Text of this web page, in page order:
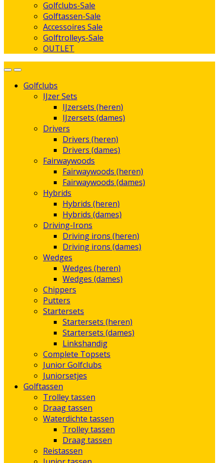
Golfclubs-Sale
Golftassen-Sale
Accessoires Sale
Golftrolleys-Sale
OUTLET
Golfclubs
IJzer Sets
IJzersets (heren)
IJzersets (dames)
Drivers
Drivers (heren)
Drivers (dames)
Fairwaywoods
Fairwaywoods (heren)
Fairwaywoods (dames)
Hybrids
Hybrids (heren)
Hybrids (dames)
Driving-Irons
Driving irons (heren)
Driving irons (dames)
Wedges
Wedges (heren)
Wedges (dames)
Chippers
Putters
Startersets
Startersets (heren)
Startersets (dames)
Linkshandig
Complete Topsets
Junior Golfclubs
Juniorsetjes
Golftassen
Trolley tassen
Draag tassen
Waterdichte tassen
Trolley tassen
Draag tassen
Reistassen